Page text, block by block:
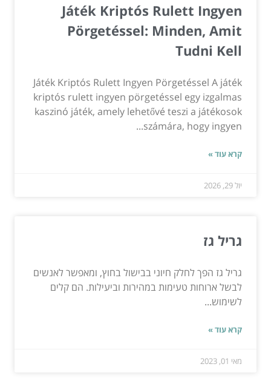
Játék Kriptós Rulett Ingyen
Pörgetéssel: Minden, Amit
Tudni Kell
Játék Kriptós Rulett Ingyen Pörgetéssel A játék
kriptós rulett ingyen pörgetéssel egy izgalmas
kaszinó játék, amely lehetővé teszi a játékosok
számára, hogy ingyen...
קרא עוד »
יול 29, 2026
גריל גז
גריל גז הפך לחלק חיוני בבישול בחוץ, ומאפשר לאנשים
לבשל ארוחות טעימות במהירות וביעילות. הם קלים
לשימוש...
קרא עוד »
מאי 01, 2023